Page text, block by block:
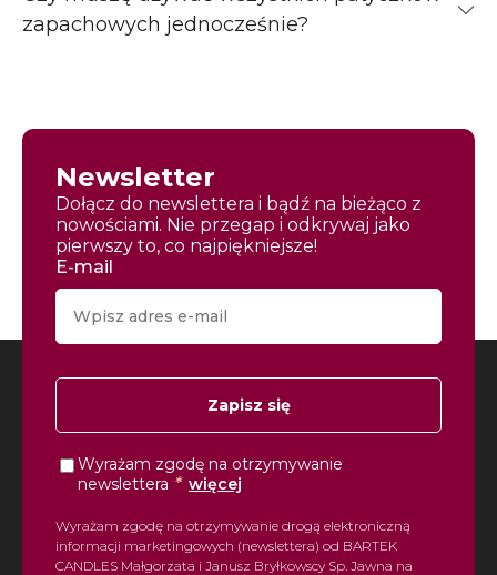
zapachowych jednocześnie?
Newsletter
Dołącz do newslettera i bądź na bieżąco z
nowościami. Nie przegap i odkrywaj jako
pierwszy to, co najpiękniejsze!
E-mail
Zapisz się
Wyrażam zgodę na otrzymywanie
newslettera * więcej
Wyrażam zgodę na otrzymywanie drogą elektroniczną
informacji marketingowych (newslettera) od BARTEK
CANDLES Małgorzata i Janusz Bryłkowscy Sp. Jawna na